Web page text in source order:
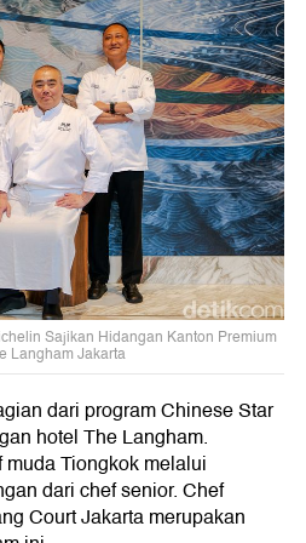
Sajikan Hidangan Kanton Premium
Langham Jakarta
dari program Chinese Star
hotel The Langham.
Tiongkok melalui
dari chef senior. Chef
Court Jakarta merupakan